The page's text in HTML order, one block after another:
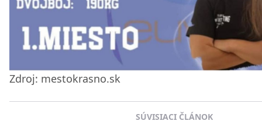
Zdroj: mestokrasno.sk
SÚVISIACI ČLÁNOK